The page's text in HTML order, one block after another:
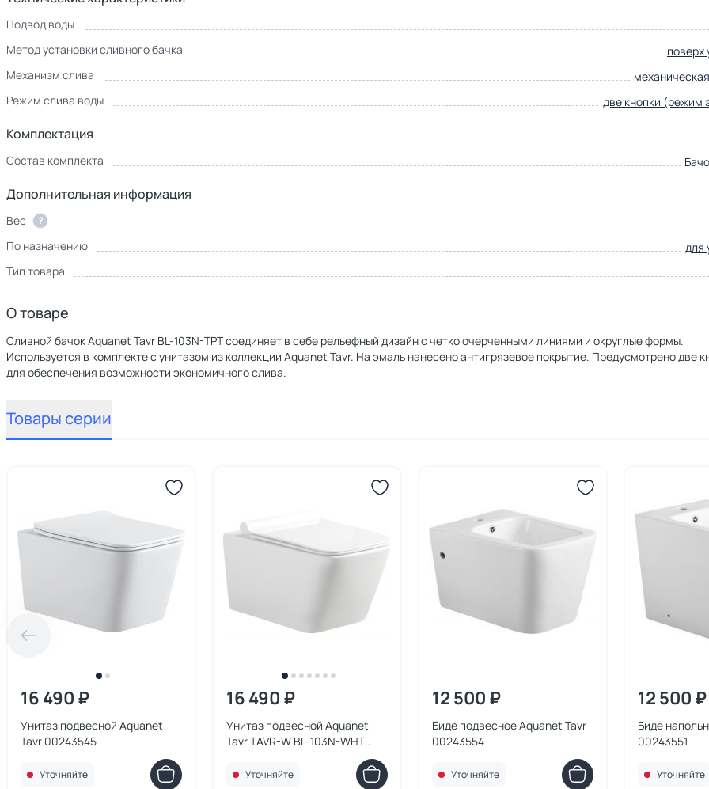
Подвод воды
Метод установки сливного бачка
поверх
Механизм слива
Режим слива воды
две кнопки (режим
Комплектация
Состав комплекта
Дополнительная информация
Вес ?
По назначению
для
Тип товара
О товаре
Сливной бачок Aquanet Tavr BL-103N-TPT соединяет в себе рельефный дизайн с четко очерченными линиями и округлые формы.
Используется в комплекте с унитазом из коллекции Aquanet Tavr. На эмаль нанесено антигрязевое покрытие. Предусмотрено две
для обеспечения возможности экономичного слива.
Товары серии
16 490 ₽
Унитаз подвесной Aquanet
Tavr 00243545
Уточняйте
16 490 ₽
Унитаз подвесной Aquanet
Tavr TAVR-W BL-103N-WHT
Уточняйте
12 500 ₽
Биде подвесное Aquanet Tavr
00243554
Уточняйте
12 500 ₽
Биде
00243551
Уточняйте